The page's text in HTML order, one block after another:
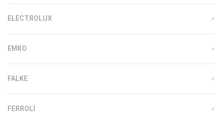
ELECTROLUX
EMKO
FALKE
FERROLI